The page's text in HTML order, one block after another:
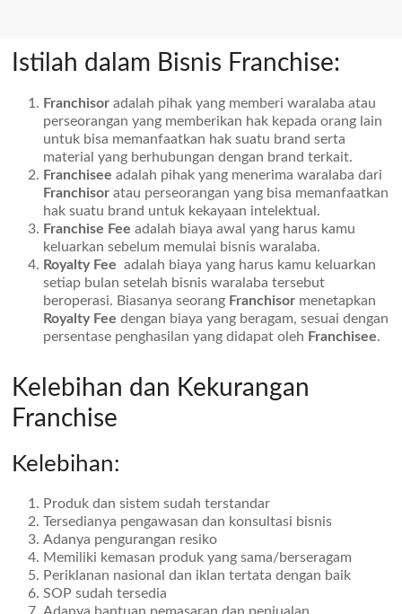
Istilah dalam Bisnis Franchise:
Franchisoradalah pihak yang memberi waralaba atau
perseorangan yang memberikan hak kepada orang lain
untuk bisa memanfaatkan hak suatu brand serta
material yang berhubungan dengan brand terkait.
Franchiseeadalah pihak yang menerima waralaba dari
Franchisor atau perseorangan yang bisa memanfaatkan
hak suatu brand untuk kekayaan intelektual.
Franchise Feeadalah biaya awal yang harus kamu
keluarkan sebelum memulai bisnis waralaba.
Royalty Fee adalah biaya yang harus kamu keluarkan
setiap bulan setelah bisnis waralaba tersebut
beroperasi. Biasanya seorang Franchisor menetapkan
Royalty Feedengan biaya yang beragam, sesuai dengan
persentase penghasilan yang didapat oleh Franchisee.
Kelebihan dan Kekurangan
Franchise
Kelebihan:
Produk dan sistem sudah terstandar
Tersedianya pengawasan dan konsultasi bisnis
Adanya pengurangan resiko
Memiliki kemasan produk yang sama/berseragam
Periklanan nasional dan iklan tertata dengan baik
SOP sudah tersedia